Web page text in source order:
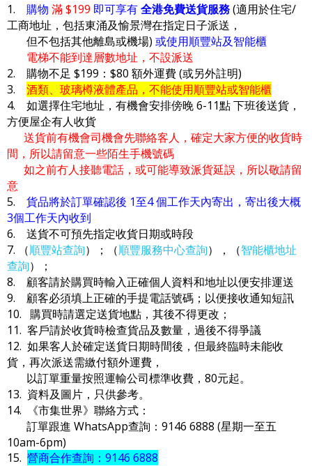
1. 購物 滿 $199 即可享有全港免費送貨服務(適用於住宅/
工商地址，包括東涌及愉景灣在指定日子派送，
但不包括其他離島或機場) 或使用順豐站及智能櫃
電梯不能到達層數地址，不設派送
2. 購物不足 $199：$80 額外運費 (或另外註明)
3. 酒類、玻璃樽液體產品，不能使用順豐站或智能櫃
4. 如選擇住宅地址，有機會安排傍晚 6-11點 下班後送貨，
方便屋企有人收貨
送貨前有機會司機會先聯絡客人，確定大家方便的收貨時
間，所以請留意一些陌生手機號碼
如之前冇人接聽電話，或可能導致派貨延誤，所以敬請留
意
5. 貨品將於訂單確認後 1至4 個工作天內寄出，寄出後大概
3個工作天內收到
6. 送貨不可預先指定收貨日期或時段
7. （順豐站查詢）；（順豐服務中心查詢），（智能櫃地址
查詢）；
8. 顧客請於購買時輸入正確個人資料和地址以便安排運送
9. 顧客必須填上正確的手提電話號碼；以便接收通知短訊
10. 購買時請選定送貨地點，其後不得更改；
11. 客戶請於收貨時檢查貨品及數量，過後不得爭議
12. 如果客人於確定送貨日期時間後，但最終臨時未能收
貨，再次派送需繳付額外運費，
以訂單重量按照運輸公司標準收費，80元起。
13. 資料及圖片，只供參考。
14. 《市集世界》聯絡方式：
訂單跟進 WhatsApp查詢：9146 6888 (星期一至五
10am-6pm)
15. 營商合作查詢：9146 6888